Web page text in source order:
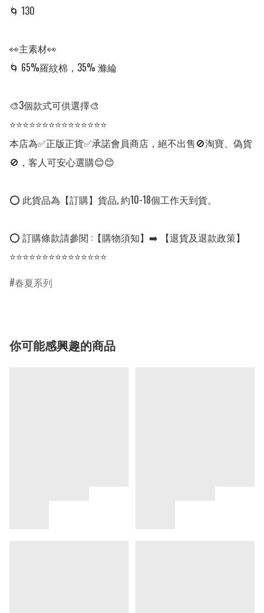
🌀 130
👀主素材👀
🌀 65%羅紋棉，35% 滌綸
🎨3個款式可供選擇🎨
⭐⭐⭐⭐⭐⭐⭐⭐⭐⭐⭐⭐⭐⭐⭐
本店為✅正版正貨✅承諾會員商店，絕不出售🚫淘寶、偽貨
🚫，客人可安心選購😊😊
⭕ 此貨品為【訂購】貨品, 約10-18個工作天到貨。
⭕ 訂購條款請參閱 :【購物須知】➡️ 【退貨及退款政策】
⭐⭐⭐⭐⭐⭐⭐⭐⭐⭐⭐⭐⭐⭐⭐
春夏系列
你可能感興趣的商品